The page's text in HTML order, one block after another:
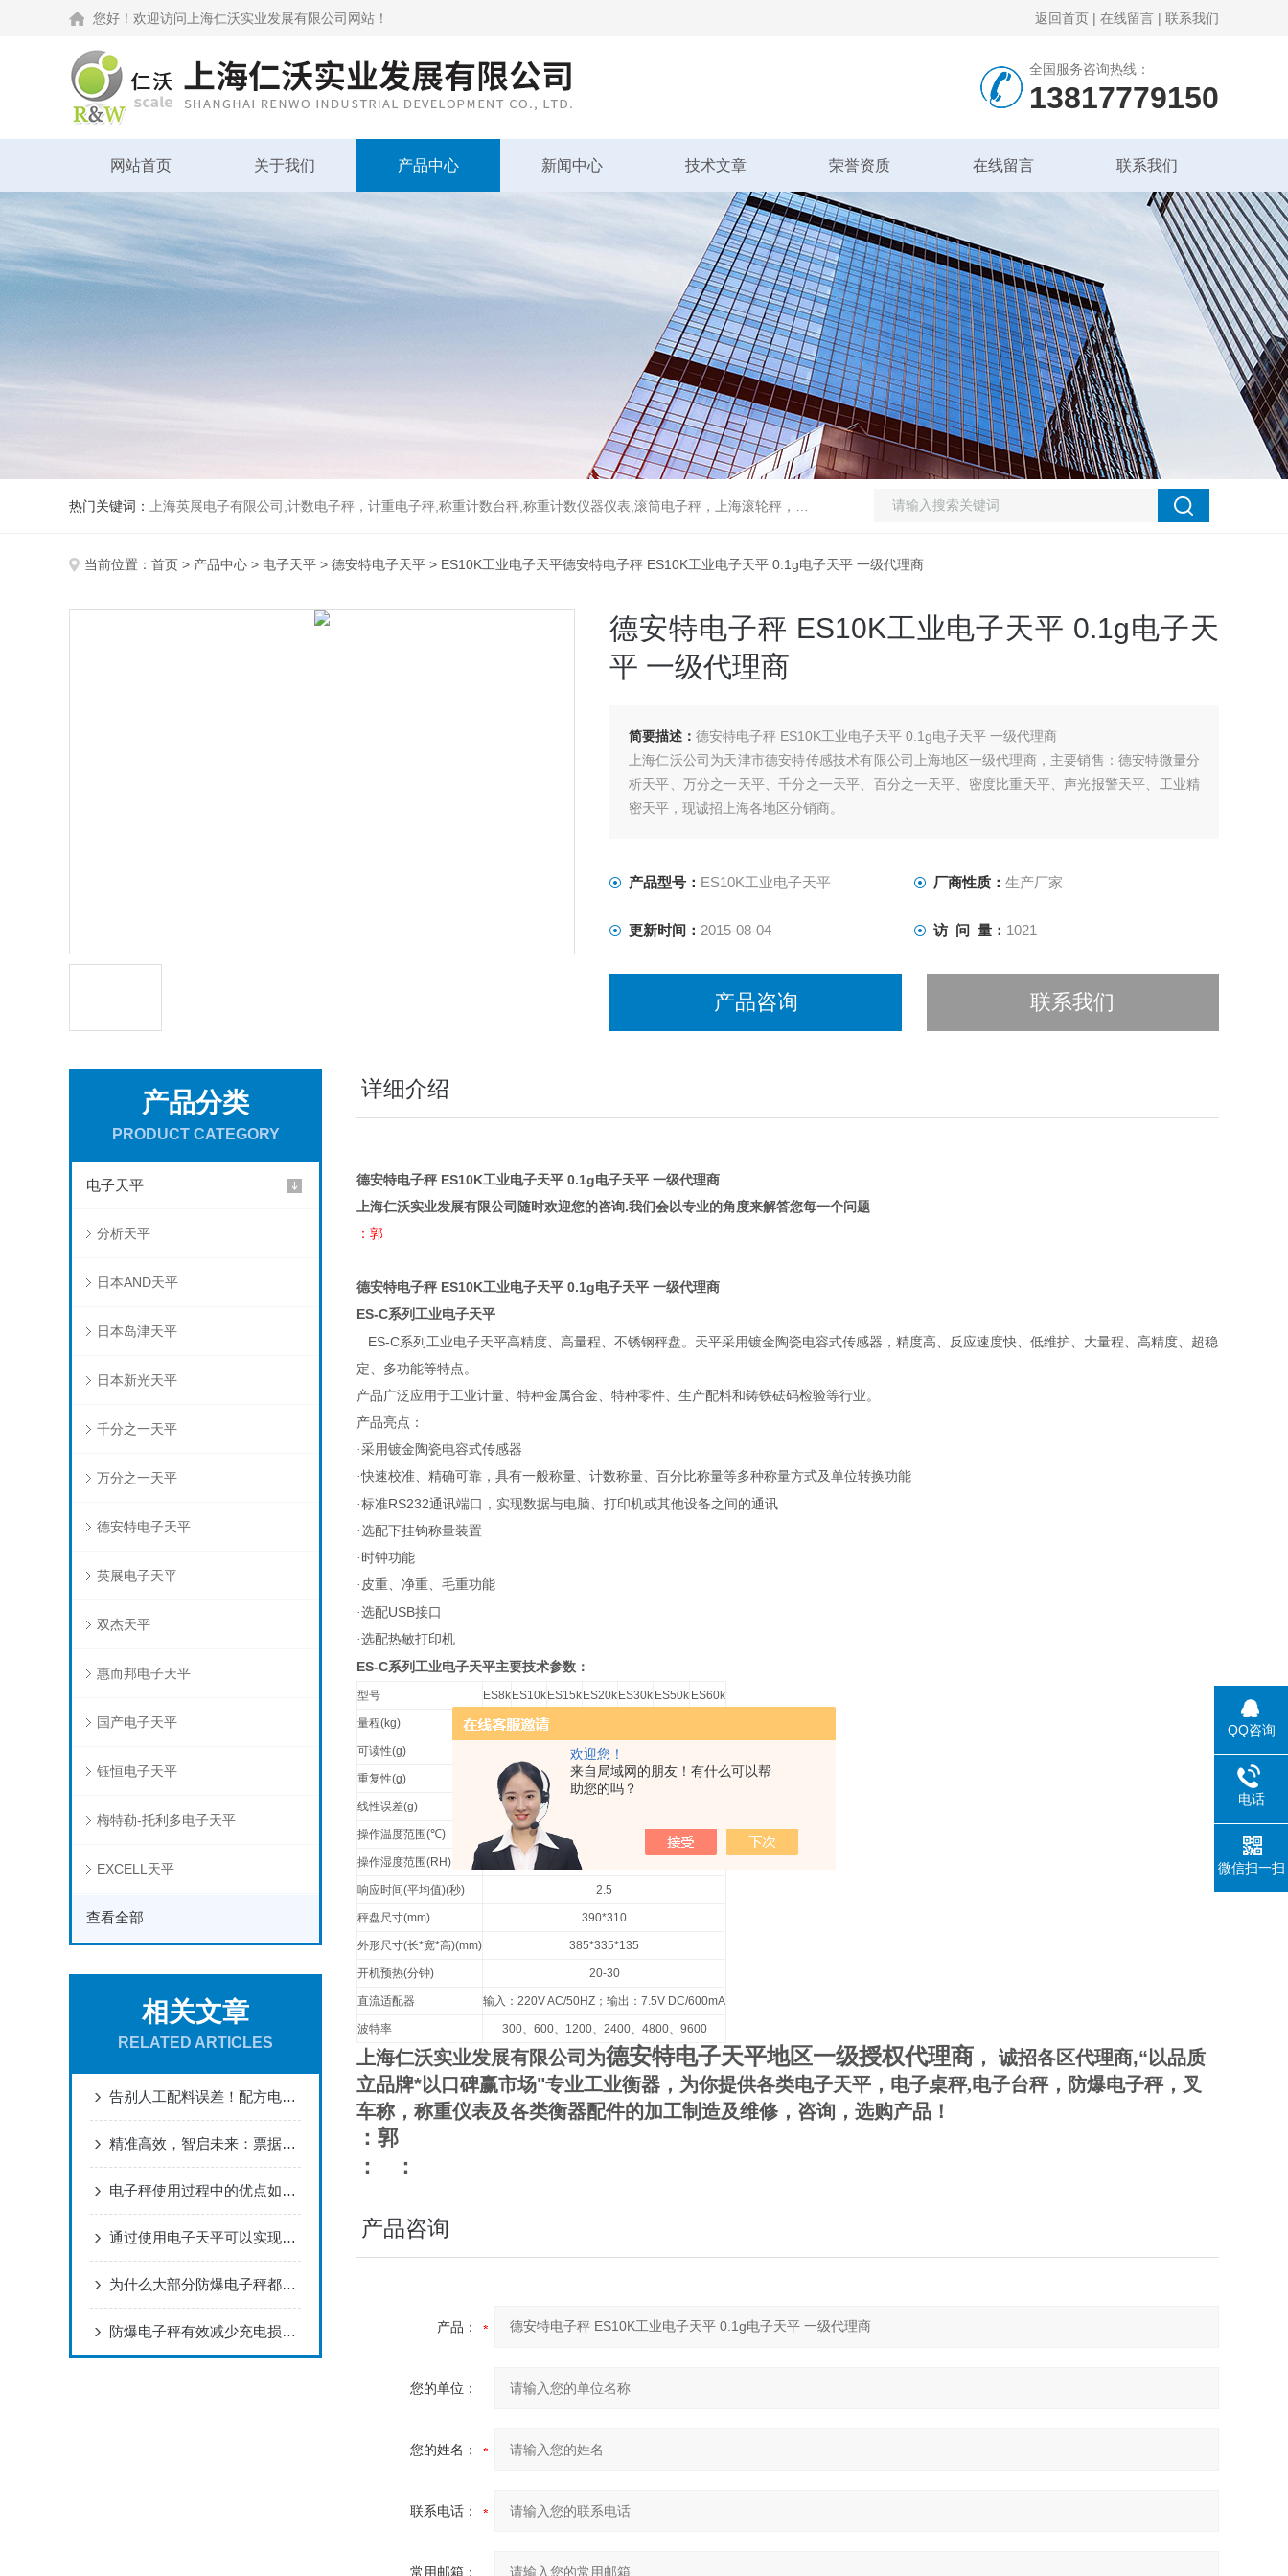
欢迎您！
来自局域网的朋友！有什么可以帮
助您的吗？
您好！欢迎访问上海仁沃实业发展有限公司网站！ 返回首页 | 在线留言 | 联系我们
全国服务咨询热线：
13817779150
网站首页 关于我们 产品中心 新闻中心 技术文章 荣誉资质 在线留言 联系我们
热门关键词： 上海英展电子有限公司,计数电子秤，计重电子秤,称重计数台秤,称重计数仪器仪表,滚筒电子秤，上海滚轮秤，无线打印吊秤
当前位置： 首页 > 产品中心 > 电子天平 > 德安特电子天平 > ES10K工业电子天平德安特电子秤 ES10K工业电子天平 0.1g电子天平 一级代理商
德安特电子秤 ES10K工业电子天平 0.1g电子天
平 一级代理商
简要描述： 德安特电子秤 ES10K工业电子天平 0.1g电子天平 一级代理商
上海仁沃公司为天津市德安特传感技术有限公司上海地区一级代理商，主要销售：德安特微量分
析天平、万分之一天平、千分之一天平、百分之一天平、密度比重天平、声光报警天平、工业精
密天平，现诚招上海各地区分销商。
产品型号： ES10K工业电子天平 厂商性质： 生产厂家
更新时间： 2015-08-04 访 问 量： 1021
产品咨询 联系我们
产品分类
PRODUCT CATEGORY
电子天平
分析天平
日本AND天平
日本岛津天平
日本新光天平
千分之一天平
万分之一天平
德安特电子天平
英展电子天平
双杰天平
惠而邦电子天平
国产电子天平
钰恒电子天平
梅特勒-托利多电子天平
EXCELL天平
查看全部
相关文章
RELATED ARTICLES
告别人工配料误差！配方电子秤防错防混料的5大核心技术解析
精准高效，智启未来：票据打印电子秤的革新应用
电子秤使用过程中的优点如此多
通过使用电子天平可以实现高度精确的重量测量
为什么大部分防爆电子秤都使用不锈钢外壳
防爆电子秤有效减少充电损坏电池的方法简述
详细介绍
德安特电子秤 ES10K工业电子天平 0.1g电子天平 一级代理商
上海仁沃实业发展有限公司随时欢迎您的咨询.我们会以专业的角度来解答您每一个问题
：郭
德安特电子秤 ES10K工业电子天平 0.1g电子天平 一级代理商
ES-C系列工业电子天平
ES-C系列工业电子天平高精度、高量程、不锈钢秤盘。天平采用镀金陶瓷电容式传感器，精度高、反应速度快、低维护、大量程、高精度、超稳
定、多功能等特点。
产品广泛应用于工业计量、特种金属合金、特种零件、生产配料和铸铁砝码检验等行业。
产品亮点：
·采用镀金陶瓷电容式传感器
·快速校准、精确可靠，具有一般称量、计数称量、百分比称量等多种称量方式及单位转换功能
·标准RS232通讯端口，实现数据与电脑、打印机或其他设备之间的通讯
·选配下挂钩称量装置
·时钟功能
·皮重、净重、毛重功能
·选配USB接口
·选配热敏打印机
ES-C系列工业电子天平主要技术参数：
型号 ES8k ES10k ES15k ES20k ES30k ES50k ES60k
量程(kg) 8 10
可读性(g) 0.1
重复性(g) ±0.1 0.5
线性误差(g)
操作温度范围(℃)
操作湿度范围(RH) 10%~70%
响应时间(平均值)(秒) 2.5
秤盘尺寸(mm) 390*310
外形尺寸(长*宽*高)(mm) 385*335*135
开机预热(分钟) 20-30
直流适配器 输入： 220V AC/50HZ ；输出： 7.5V DC/600mA
波特率 300、 600、 1200、 2400、 4800、 9600
上海仁沃实业发展有限公司为德安特电子天平地区一级授权代理商 ， 诚招各区代理商,“ 以品质
立品牌*以口碑赢市场"专业工业衡器，为你提供各类电子天平，电子桌秤,电子台秤，防爆电子秤，叉
车称，称重仪表及各类衡器配件的加工制造及维修，咨询，选购产品！
：郭
：
：
产品咨询
产品：
您的单位：
您的姓名：
联系电话：
常用邮箱：
QQ咨询
电话
微信扫一扫